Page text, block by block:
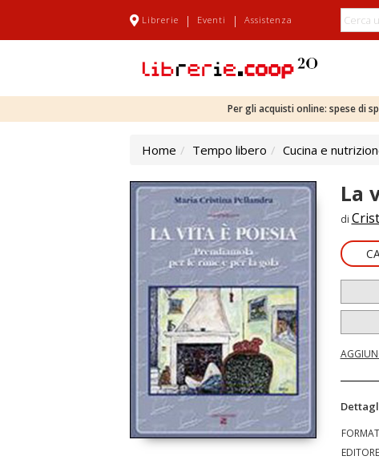
Librerie | Eventi | Assistenza
Per gli acquisti online: spese di
Home Tempo libero Cucina e
La
di
EDITORE